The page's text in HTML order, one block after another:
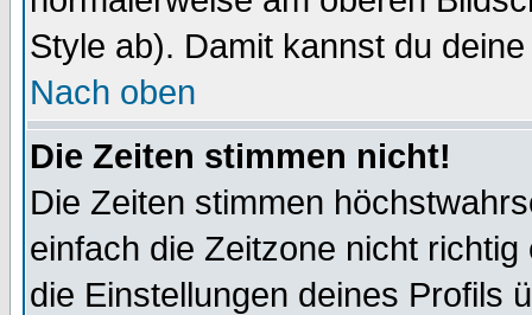
Style ab). Damit kannst du
Nach oben
Die Zeiten stimmen nicht!
Die Zeiten stimmen
einfach die Zeitzone nicht
die Einstellungen deines Profils